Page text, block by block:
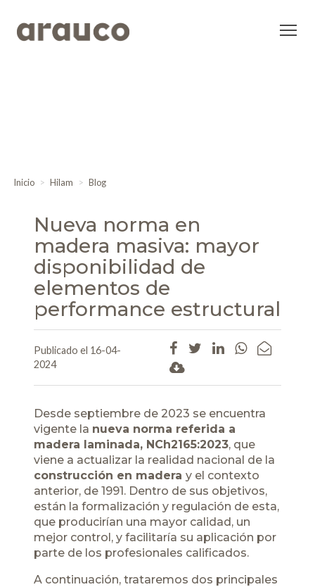
Inicio Hilam Blog
Nueva norma en
madera masiva: mayor
disponibilidad de
elementos de
performance estructural
Publicado el 16-04-
2024
Desde septiembre de 2023 se encuentra
vigente la nueva norma referida a
madera laminada, NCh2165:2023, que
viene a actualizar la realidad nacional de la
construcción en madera y el contexto
anterior, de 1991. Dentro de sus objetivos,
están la formalización y regulación de esta,
que producirían una mayor calidad, un
mejor control, y facilitaría su aplicación por
parte de los profesionales calificados.
A continuación, trataremos dos principales